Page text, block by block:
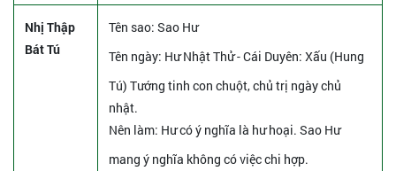
Nhị Thập
Bát Tú
Tên sao: Sao Hư
Tên ngày: Hư Nhật Thử - Cái Duyên: Xấu (Hung
Tú) Tướng tinh con chuột, chủ trị ngày chủ
nhật.
Nên làm: Hư có ý nghĩa là hư hoại. Sao Hư
mang ý nghĩa không có việc chi hợp.